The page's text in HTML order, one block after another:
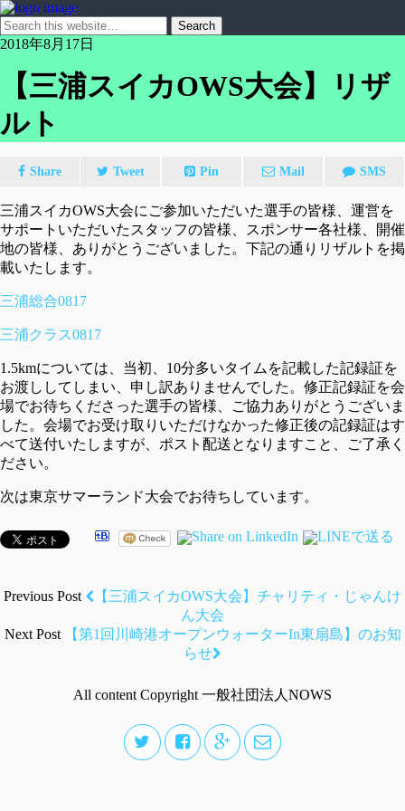
2018年8月17日
【三浦スイカOWS大会】リザ
ルト
Share Tweet Pin Mail SMS
三浦スイカOWS大会にご参加いただいた選手の皆様、運営を
サポートいただいたスタッフの皆様、スポンサー各社様、開催
地の皆様、ありがとうございました。下記の通りリザルトを掲
載いたします。
三浦総合0817
三浦クラス0817
1.5kmについては、当初、10分多いタイムを記載した記録証を
お渡ししてしまい、申し訳ありませんでした。修正記録証を会
場でお待ちくださった選手の皆様、ご協力ありがとうございま
した。会場でお受け取りいただけなかった修正後の記録証はす
べて送付いたしますが、ポスト配送となりますこと、ご了承く
ださい。
次は東京サマーランド大会でお待ちしています。
Previous Post
【三浦スイカOWS大会】チャリティ・じゃんけ
ん大会
Next Post
【第1回川崎港オープンウォーターin東扇島】のお知
らせ
All content Copyright 一般社団法人NOWS